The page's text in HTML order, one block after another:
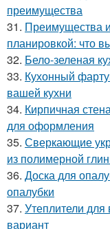
преимущества
31. Преимущества
планировкой: что
32. Бело-зеленая
33. Кухонный
вашей кухни
34. Кирпичная
для оформления
35. Сверкающие
из полимерной
36. Доска для
опалубки
37. Утеплители
вариант